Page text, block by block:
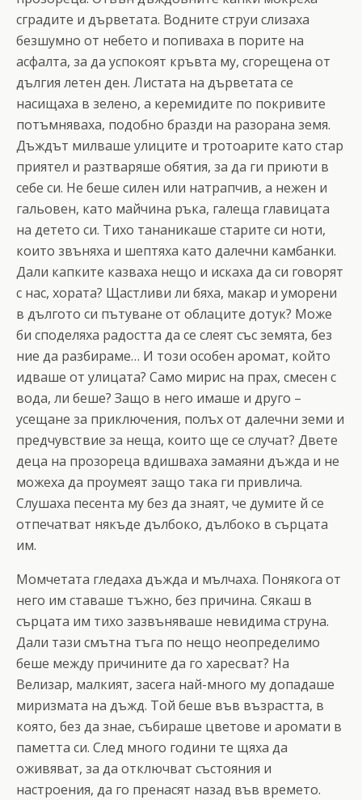
сградите и дърветата. Водните струи слизаха
безшумно от небето и попиваха в порите на
асфалта, за да успокоят кръвта му, сгорещена от
дългия летен ден. Листата на дърветата се
насищаха в зелено, а керемидите по покривите
потъмняваха, подобно бразди на разорана земя.
Дъждът милваше улиците и тротоарите като стар
приятел и разтваряше обятия, за да ги приюти в
себе си. Не беше силен или натрапчив, а нежен и
гальовен, като майчина ръка, галеща главицата
на детето си. Тихо тананикаше старите си ноти,
които звъняха и шептяха като далечни камбанки.
Дали капките казваха нещо и искаха да си говорят
с нас, хората? Щастливи ли бяха, макар и уморени
в дългото си пътуване от облаците дотук? Може
би споделяха радостта да се слеят със земята, без
ние да разбираме… И този особен аромат, който
идваше от улицата? Само мирис на прах, смесен с
вода, ли беше? Защо в него имаше и друго –
усещане за приключения, полъх от далечни земи и
предчувствие за неща, които ще се случат? Двете
деца на прозореца вдишваха замаяни дъжда и не
можеха да проумеят защо така ги привлича.
Слушаха песента му без да знаят, че думите й се
отпечатват някъде дълбоко, дълбоко в сърцата
им.
Момчетата гледаха дъжда и мълчаха. Понякога от
него им ставаше тъжно, без причина. Сякаш в
сърцата им тихо зазвъняваше невидима струна.
Дали тази смътна тъга по нещо неопределимо
беше между причините да го харесват? На
Велизар, малкият, засега най-много му допадаше
миризмата на дъжд. Той беше във възрастта, в
която, без да знае, събираше цветове и аромати в
паметта си. След много години те щяха да
оживяват, за да отключват състояния и
настроения, да го пренасят назад във времето.